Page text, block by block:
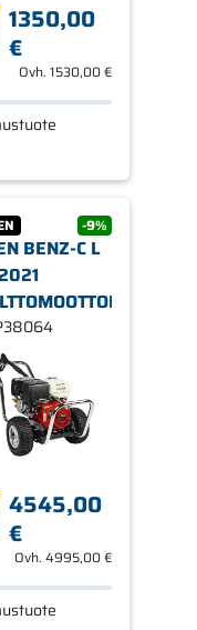
1350,00
€
Ovh.1530,00 €
-9%
BENZ-C L
4545,00
€
Ovh.4995,00 €